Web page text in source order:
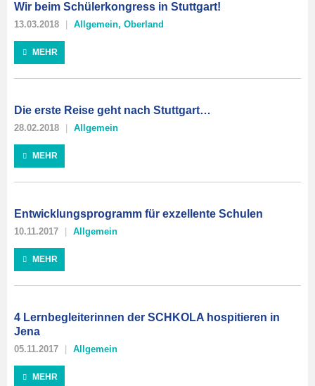
Wir beim Schülerkongress in Stuttgart!
13.03.2018 Allgemein, Oberland
MEHR
Die erste Reise geht nach Stuttgart…
28.02.2018 Allgemein
MEHR
Entwicklungsprogramm für exzellente Schulen
10.11.2017 Allgemein
MEHR
4 Lernbegleiterinnen der SCHKOLA hospitieren in
Jena
05.11.2017 Allgemein
MEHR